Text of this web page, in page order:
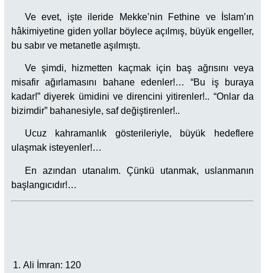
Ve evet, işte ileride Mekke’nin Fethine ve İslam’ın
hâkimiyetine giden yollar böylece açılmış, büyük engeller,
bu sabır ve metanetle aşılmıştı.
Ve şimdi, hizmetten kaçmak için baş ağrısını veya
misafir ağırlamasını bahane edenler!… “Bu iş buraya
kadar!” diyerek ümidini ve direncini yitirenler!.. “Onlar da
bizimdir” bahanesiyle, saf değiştirenler!..
Ucuz kahramanlık gösterileriyle, büyük hedeflere
ulaşmak isteyenler!…
En azından utanalım. Çünkü utanmak, uslanmanın
başlangıcıdır!…
Ali İmran: 120